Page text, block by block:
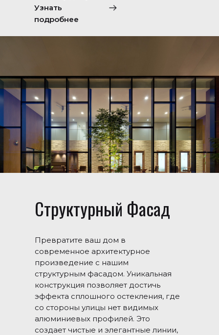
Узнать
подробнее
Структурный Фасад
Превратите ваш дом в
современное архитектурное
произведение с нашим
структурным фасадом. Уникальная
конструкция позволяет достичь
эффекта сплошного остекления, где
со стороны улицы нет видимых
алюминиевых профилей. Это
создает чистые и элегантные линии,